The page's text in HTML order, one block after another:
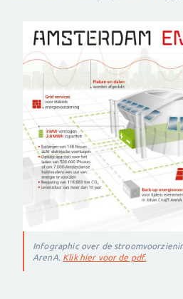
Infographic over de
ArenA. Klik hier voor de pdf.